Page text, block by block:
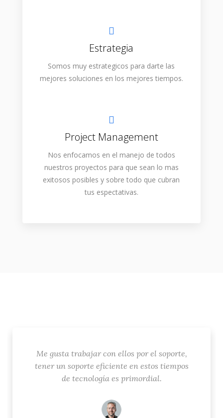
Estrategia
Somos muy estrategicos para darte las
mejores soluciones en los mejores tiempos.
Project Management
Nos enfocamos en el manejo de todos
nuestros proyectos para que sean lo mas
exitosos posibles y sobre todo que cubran
tus espectativas.
Me gusta trabajar con ellos por el soporte,
tener un soporte eficiente en estos tiempos
de tecnología es primordial.